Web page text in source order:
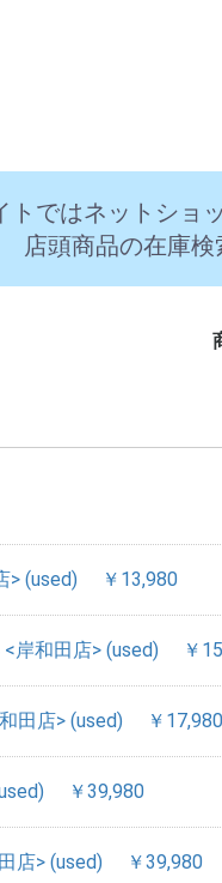
トではネットショ
店頭商品の在庫検
> (used) ￥13,980
<岸和田店> (used) ￥
田店> (used) ￥17,980
￥39,980
店> (used) ￥39,980